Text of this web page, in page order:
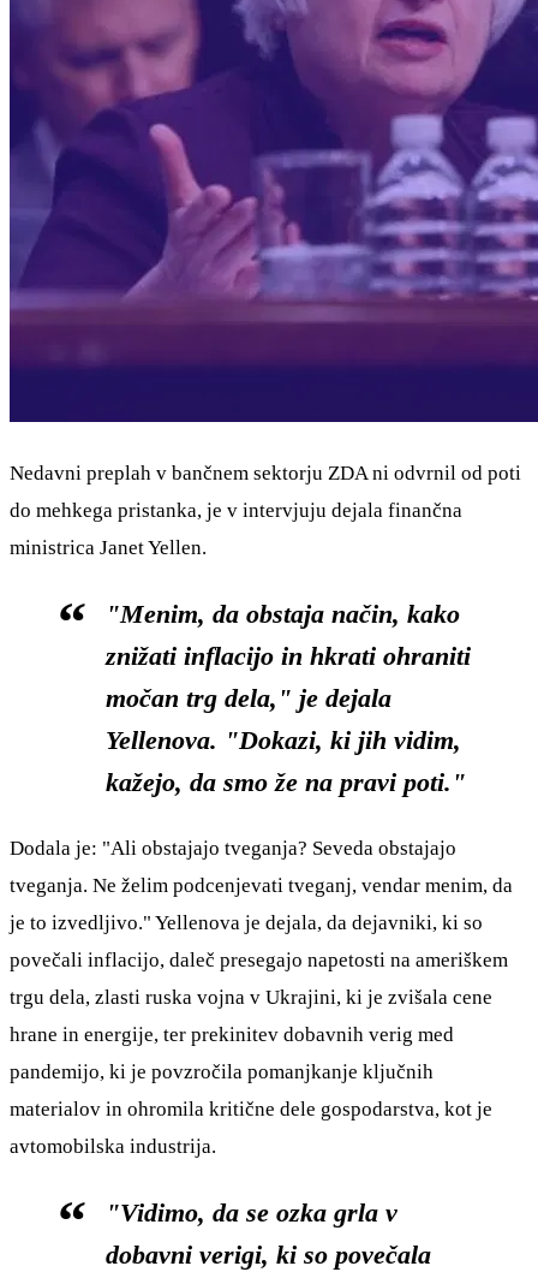
Nedavni preplah v bančnem sektorju ZDA ni odvrnil od poti
do mehkega pristanka, je v intervjuju dejala finančna
ministrica Janet Yellen.
"Menim, da obstaja način, kako
znižati inflacijo in hkrati ohraniti
močan trg dela," je dejala
Yellenova. "Dokazi, ki jih vidim,
kažejo, da smo že na pravi poti."
Dodala je: "Ali obstajajo tveganja? Seveda obstajajo
tveganja. Ne želim podcenjevati tveganj, vendar menim, da
je to izvedljivo." Yellenova je dejala, da dejavniki, ki so
povečali inflacijo, daleč presegajo napetosti na ameriškem
trgu dela, zlasti ruska vojna v Ukrajini, ki je zvišala cene
hrane in energije, ter prekinitev dobavnih verig med
pandemijo, ki je povzročila pomanjkanje ključnih
materialov in ohromila kritične dele gospodarstva, kot je
avtomobilska industrija.
"Vidimo, da se ozka grla v
dobavni verigi, ki so povečala